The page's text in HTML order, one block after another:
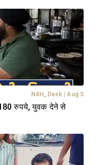
N4H_Desk Aug 5
180 रुपये, युवक देने से